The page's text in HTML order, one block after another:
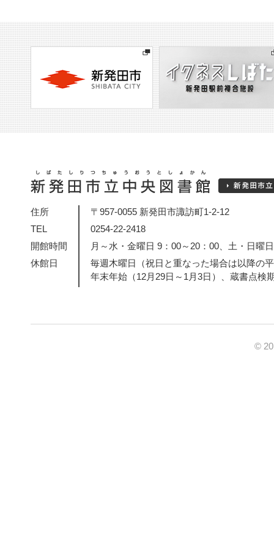
住所
〒957-0055 新発田市諏訪町1-2-12
TEL
0254-22-2418
開館時間
月～水・金曜日 9：00～20：00、土・日曜
休館日
毎週木曜日（祝日と重なった場合は以降の
年末年始（12月29日～1月3日）、蔵書点検
©